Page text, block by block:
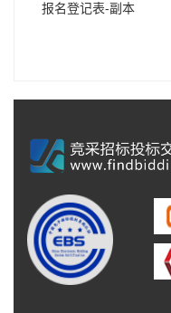
报名登记表-副本